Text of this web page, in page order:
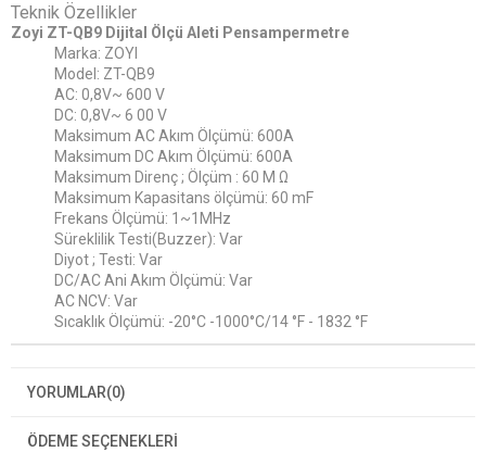
Teknik Özellikler
Zoyi ZT-QB9 Dijital Ölçü Aleti Pensampermetre
Marka: ZOYI
Model: ZT-QB9
AC: 0,8V~ 600 V
DC: 0,8V~ 6 00 V
Maksimum AC Akım Ölçümü: 600A
Maksimum DC Akım Ölçümü: 600A
Maksimum Direnç ; Ölçüm : 60 M Ω
Maksimum Kapasitans ölçümü: 60 mF
Frekans Ölçümü: 1~1MHz
Süreklilik Testi(Buzzer): Var
Diyot ; Testi: Var
DC/AC Ani Akım Ölçümü: Var
AC NCV: Var
Sıcaklık Ölçümü: -20°C -1000°C/14 °F - 1832 °F
YORUMLAR(0)
ÖDEME SEÇENEKLERI